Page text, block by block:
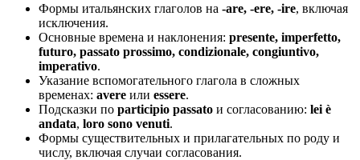
Формы итальянских глаголов на -are, -ere, -ire, включая
исключения.
Основные времена и наклонения: presente, imperfetto,
futuro, passato prossimo, condizionale, congiuntivo,
imperativo.
Указание вспомогательного глагола в сложных
временах: avere или essere.
Подсказки по participio passato и согласованию: lei è
andata, loro sono venuti.
Формы существительных и прилагательных по роду и
числу, включая случаи согласования.